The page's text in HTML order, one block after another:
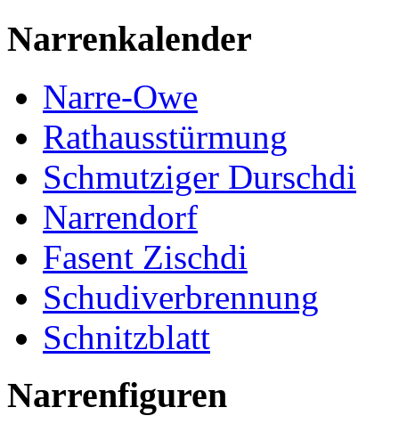
Narrenkalender
Narre-Owe
Rathausstürmung
Schmutziger Durschdi
Narrendorf
Fasent Zischdi
Schudiverbrennung
Schnitzblatt
Narrenfiguren